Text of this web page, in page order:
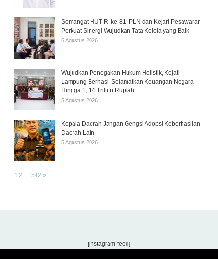
Semangat HUT RI ke-81, PLN dan Kejari Pesawaran
Perkuat Sinergi Wujudkan Tata Kelola yang Baik
6 Agustus 2026
Wujudkan Penegakan Hukum Holistik, Kejati
Lampung Berhasil Selamatkan Keuangan Negara
Hingga 1, 14 Triliun Rupiah
5 Agustus 2026
Kepala Daerah Jangan Gengsi Adopsi Keberhasilan
Daerah Lain
5 Agustus 2026
Page:
1 2 … 542 Next
»
[instagram-feed]